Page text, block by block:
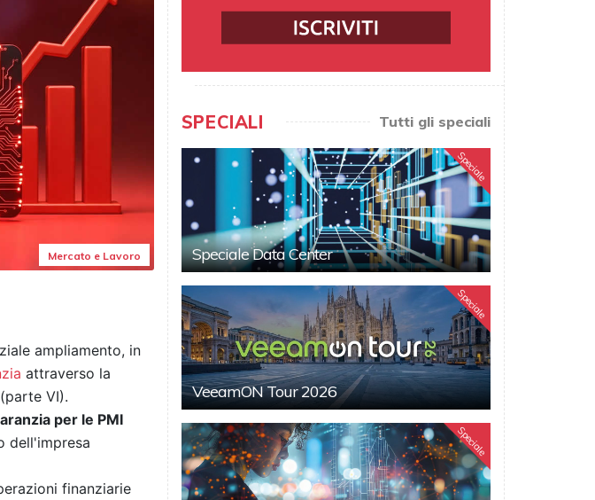
Mercato e Lavoro
ampliamento, in
attraverso la
VI).
per le PMI
dell'impresa
finanziarie
SPECIALI Tutti gli speciali
Speciale
Speciale Data Center
Speciale
VeeamON Tour 2026
Speciale